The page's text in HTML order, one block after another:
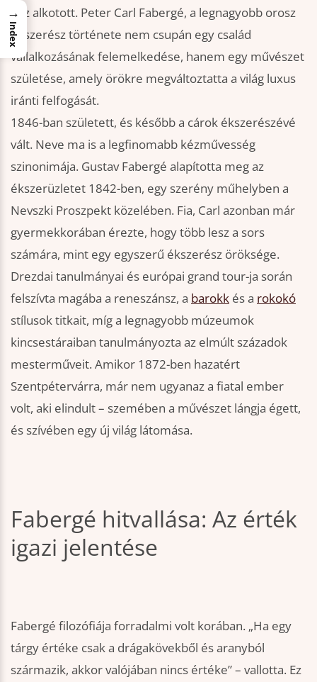
kéz alkotott. Peter Carl Fabergé, a legnagyobb orosz
ékszerész története nem csupán egy család
vállalkozásának felemelkedése, hanem egy művészet
születése, amely örökre megváltoztatta a világ luxus
iránti felfogását.
1846-ban született, és később a cárok ékszerészévé
vált. Neve ma is a legfinomabb kézművesség
szinonimája. Gustav Fabergé alapította meg az
ékszerüzletet 1842-ben, egy szerény műhelyben a
Nevszki Proszpekt közelében. Fia, Carl azonban már
gyermekkorában érezte, hogy több lesz a sors
számára, mint egy egyszerű ékszerész öröksége.
Drezdai tanulmányai és európai grand tour-ja során
felszívta magába a reneszánsz, a barokk és a rokokó
stílusok titkait, míg a legnagyobb múzeumok
kincsestáraiban tanulmányozta az elmúlt századok
mesterműveit. Amikor 1872-ben hazatért
Szentpétervárra, már nem ugyanaz a fiatal ember
volt, aki elindult – szemében a művészet lángja égett,
és szívében egy új világ látomása.
Fabergé hitvallása: Az érték
igazi jelentése
Fabergé filozófiája forradalmi volt korában. „Ha egy
tárgy értéke csak a drágakövekből és aranyból
származik, akkor valójában nincs értéke” – vallotta. Ez
→
Index